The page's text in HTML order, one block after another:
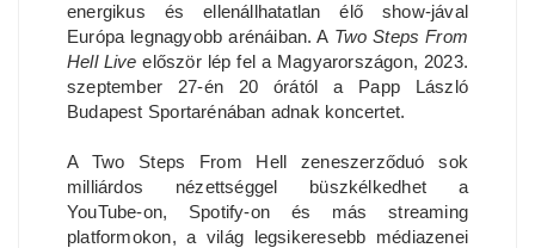
energikus és ellenállhatatlan élő show-jával
Európa legnagyobb arénáiban. A Two Steps From
Hell Live először lép fel a Magyarországon, 2023.
szeptember 27-én 20 órától a Papp László
Budapest Sportarénában adnak koncertet.
A Two Steps From Hell
zeneszerződuó sok
milliárdos nézettséggel büszkélkedhet a
YouTube-on, Spotify-on és más streaming
platformokon, a világ legsikeresebb médiazenei